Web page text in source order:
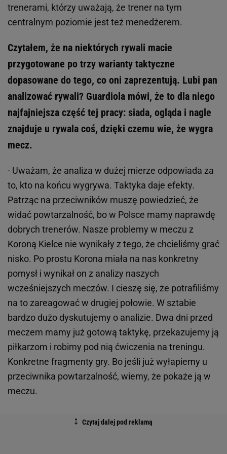
trenerami, którzy uważają, że trener na tym
centralnym poziomie jest też menedżerem.
Czytałem, że na niektórych rywali macie
przygotowane po trzy warianty taktyczne
dopasowane do tego, co oni zaprezentują. Lubi pan
analizować rywali? Guardiola mówi, że to dla niego
najfajniejsza część tej pracy: siada, ogląda i nagle
znajduje u rywala coś, dzięki czemu wie, że wygra
mecz.
- Uważam, że analiza w dużej mierze odpowiada za
to, kto na końcu wygrywa. Taktyka daje efekty.
Patrząc na przeciwników muszę powiedzieć, że
widać powtarzalność, bo w Polsce mamy naprawdę
dobrych trenerów. Nasze problemy w meczu z
Koroną Kielce nie wynikały z tego, że chcieliśmy grać
nisko. Po prostu Korona miała na nas konkretny
pomysł i wynikał on z analizy naszych
wcześniejszych meczów. I cieszę się, że potrafiliśmy
na to zareagować w drugiej połowie. W sztabie
bardzo dużo dyskutujemy o analizie. Dwa dni przed
meczem mamy już gotową taktykę, przekazujemy ją
piłkarzom i robimy pod nią ćwiczenia na treningu.
Konkretne fragmenty gry. Bo jeśli już wyłapiemy u
przeciwnika powtarzalność, wiemy, że pokaże ją w
meczu.